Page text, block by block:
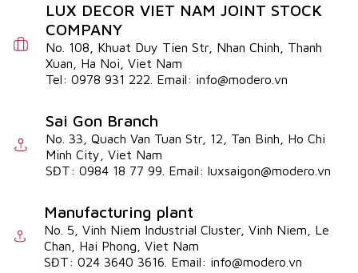
LUX DECOR VIET NAM JOINT STOCK
COMPANY
No. 108, Khuat Duy Tien Str, Nhan Chinh, Thanh
Xuan, Ha Noi, Viet Nam
Tel: 0978 931 222. Email: info@modero.vn
Sai Gon Branch
No. 33, Quach Van Tuan Str, 12, Tan Binh, Ho Chi
Minh City, Viet Nam
SĐT: 0984 18 77 99. Email: luxsaigon@modero.vn
Manufacturing plant
No. 5, Vinh Niem Industrial Cluster, Vinh Niem, Le
Chan, Hai Phong, Viet Nam
SĐT: 024 3640 3616. Email: info@modero.vn